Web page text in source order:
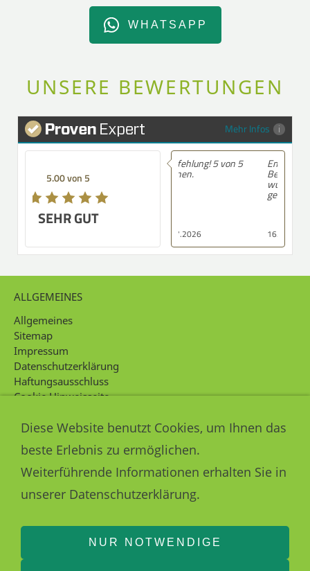
WHATSAPP
UNSERE BEWERTUNGEN
Mehr Infos
5.00 von 5
SEHR GUT
Empfehlung! 5 von 5
Sternen.
16.07.2026
Empfehlung! Sehr nette
Beratung.....Bei Fragen
würde ich schnell zurück
ALLGEMEINES
Allgemeines
Sitemap
Impressum
Datenschutzerklärung
Haftungsausschluss
Cookie Hinweisseite
KONTAKT
Diese Website benutzt Cookies, um Ihnen das
beste Erlebnis zu ermöglichen.
Weiterführende Informationen erhalten Sie in
unserer Datenschutzerklärung.
NUR NOTWENDIGE